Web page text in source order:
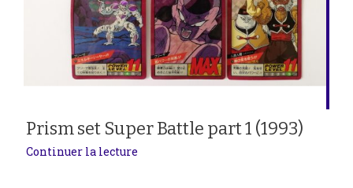
Prism set Super Battle part 1 (1993)
Continuer la lecture